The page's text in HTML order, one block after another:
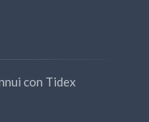
con Tidex